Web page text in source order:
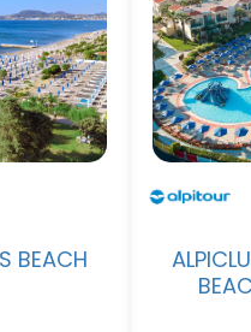
BEACH